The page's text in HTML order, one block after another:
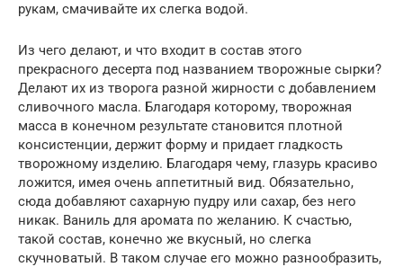
рукам, смачивайте их слегка водой.
Из чего делают, и что входит в состав этого
прекрасного десерта под названием творожные сырки?
Делают их из творога разной жирности с добавлением
сливочного масла. Благодаря которому, творожная
масса в конечном результате становится плотной
консистенции, держит форму и придает гладкость
творожному изделию. Благодаря чему, глазурь красиво
ложится, имея очень аппетитный вид. Обязательно,
сюда добавляют сахарную пудру или сахар, без него
никак. Ваниль для аромата по желанию. К счастью,
такой состав, конечно же вкусный, но слегка
скучноватый. В таком случае его можно разнообразить,